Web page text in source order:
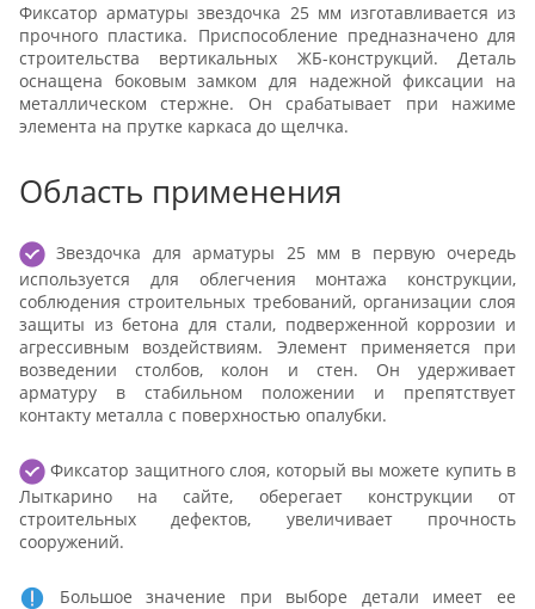
Фиксатор арматуры звездочка 25 мм изготавливается из
прочного пластика. Приспособление предназначено для
строительства вертикальных ЖБ-конструкций. Деталь
оснащена боковым замком для надежной фиксации на
металлическом стержне. Он срабатывает при нажиме
элемента на прутке каркаса до щелчка.
Область применения
Звездочка для арматуры 25 мм в первую очередь
используется для облегчения монтажа конструкции,
соблюдения строительных требований, организации слоя
защиты из бетона для стали, подверженной коррозии и
агрессивным воздействиям. Элемент применяется при
возведении столбов, колон и стен. Он удерживает
арматуру в стабильном положении и препятствует
контакту металла с поверхностью опалубки.
Фиксатор защитного слоя, который вы можете купить в
Лыткарино на сайте, оберегает конструкции от
строительных дефектов, увеличивает прочность
сооружений.
Большое значение при выборе детали имеет ее